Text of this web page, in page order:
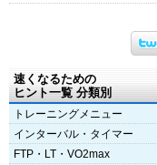
速くなるための
ヒント一覧 分類別
トレーニングメニュー
インターバル・タイマー
FTP・LT・VO2max